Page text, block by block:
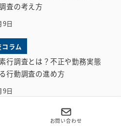
査の考え方
日
ラム
行調査とは？不正や勤務実態
行動調査の進め方
日
お問い合わせ